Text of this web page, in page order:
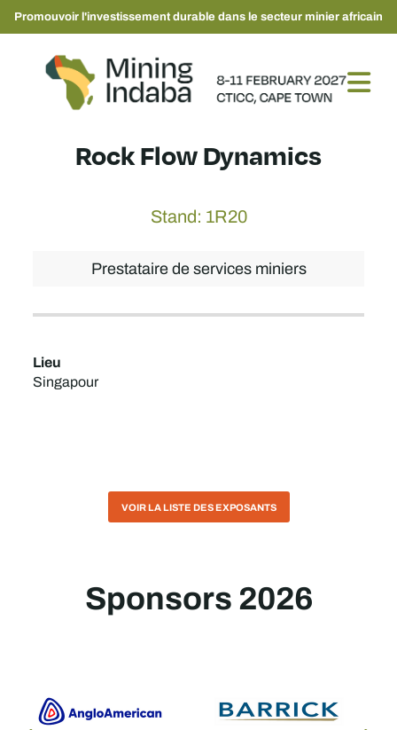
Promouvoir l'investissement durable dans le secteur minier africain
Rock Flow Dynamics
Stand: 1R20
Prestataire de services miniers
Lieu
Singapour
VOIR LA LISTE DES EXPOSANTS
Sponsors 2026